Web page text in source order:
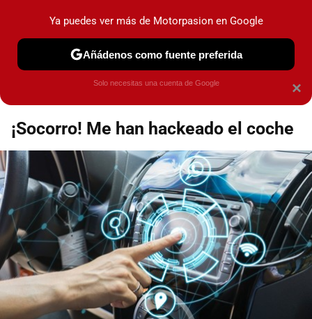
marca que se menciona
Espacio Toyota
¡Socorro! Me han hackeado el coche
×
Ya puedes ver más de Motorpasion en Google
Añádenos como fuente preferida
Solo necesitas una cuenta de Google